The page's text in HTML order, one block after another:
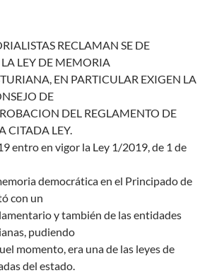
RECLAMAN SE DE
LEY DE MEMORIA
EN PARTICULAR EXIGEN LA
DE
DEL REGLAMENTO DE
CITADA LEY.
entro en vigor la Ley 1/2019, de 1 de
democrática en el Principado de
con un
y también de las entidades
pudiendo
momento, era una de las leyes de
del estado.